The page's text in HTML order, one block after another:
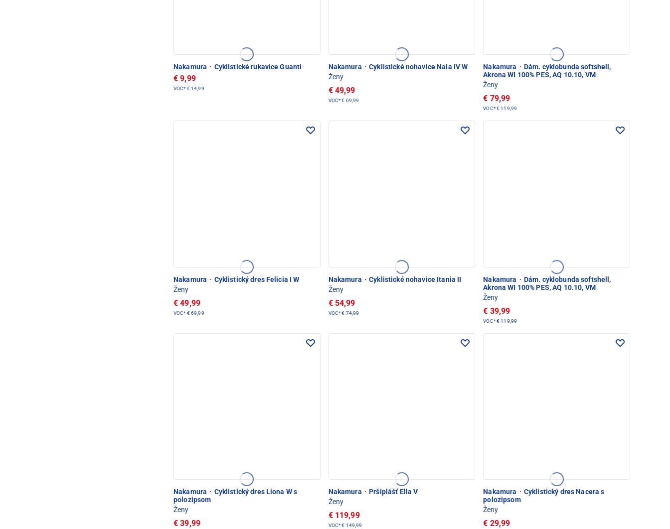
Nakamura · Cyklistické rukavice Guanti
€ 9,99
VOC* € 14,99
Nakamura · Cyklistické nohavice Nala IV W
Ženy
€ 49,99
VOC*€ 69,99
Nakamura · Dám. cyklobunda softshell,
Akrona WI 100% PES, AQ 10.10, VM
Ženy
€ 79,99
VOC*€ 119,99
Nakamura · Cyklistický dres Felicia I W
Ženy
€ 49,99
VOC* € 69,99
Nakamura · Cyklistické nohavice Itania II
Ženy
€ 54,99
VOC*€ 74,99
Nakamura · Dám. cyklobunda softshell,
Akrona WI 100% PES, AQ 10.10, VM
Ženy
€ 39,99
VOC*€ 119,99
Nakamura · Cyklistický dres Liona W s
polozipsom
Ženy
€ 39,99
Nakamura · Pršiplášť Ella V
Ženy
€ 119,99
VOC*€ 149,99
Nakamura · Cyklistický dres Nacera s
polozipsom
Ženy
€ 29,99